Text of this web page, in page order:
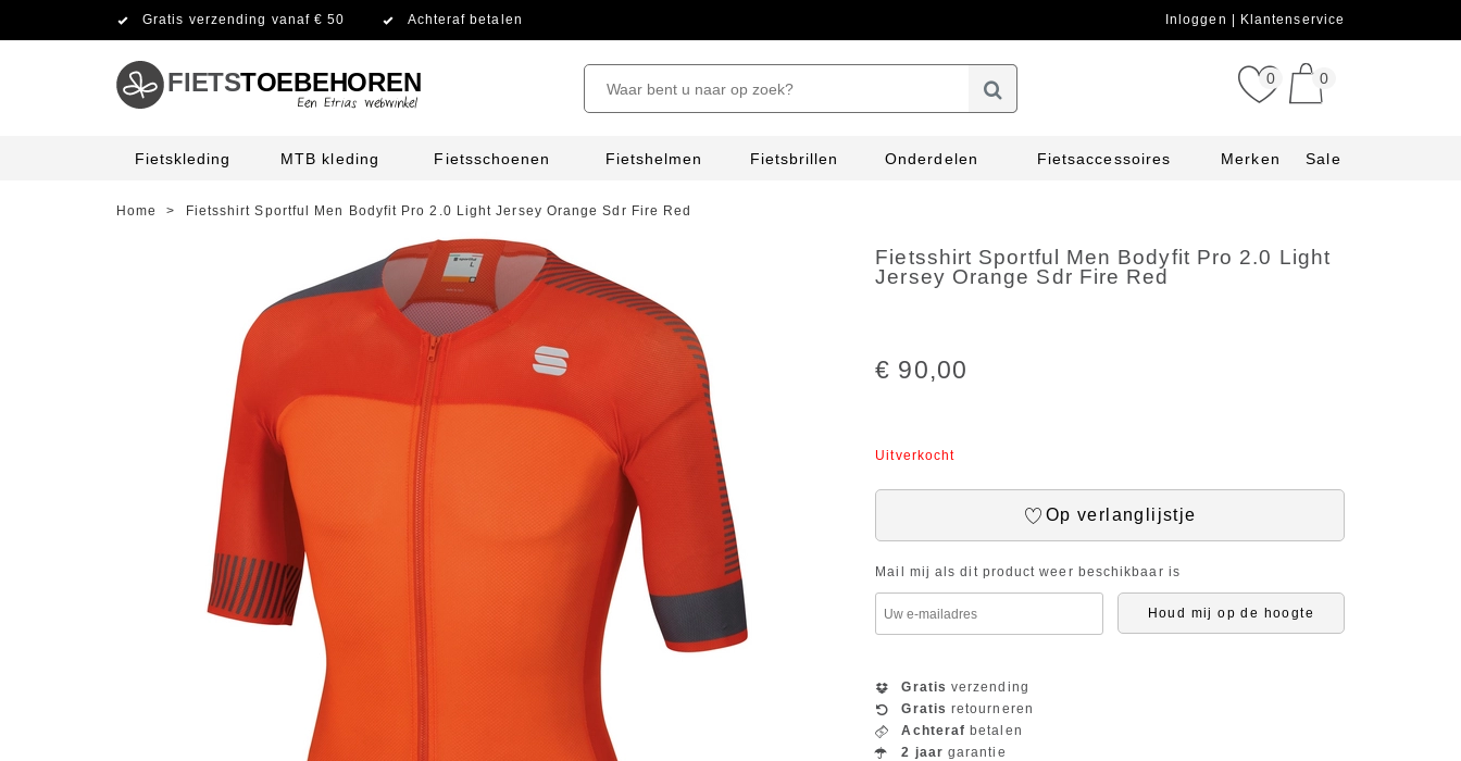
Gratis verzending vanaf € 50 Achteraf betalen Inloggen Klantenservice
FIETSTOEBEHOREN 0 0
Fietskleding MTB kleding Fietsschoenen Fietshelmen Fietsbrillen Onderdelen Fietsaccessoires Merken Sale
Home > Fietsshirt Sportful Men Bodyfit Pro 2.0 Light Jersey Orange Sdr Fire Red
Fietsshirt Sportful Men Bodyfit Pro 2.0 Light
Jersey Orange Sdr Fire Red
€ 90,00
Uitverkocht
Op verlanglijstje
Mail mij als dit product weer beschikbaar is
Houd mij op de hoogte
Gratis verzending
Gratis retourneren
Achteraf betalen
2 jaar garantie